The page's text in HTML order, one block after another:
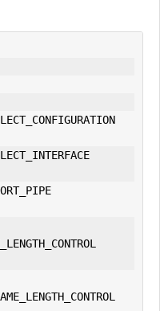
URB_FUNCTION_TAKE_FRAME_LENGTH_CONTROL
URB_FUNCTION_RELEASE_FRAME_LENGTH_CONTROL